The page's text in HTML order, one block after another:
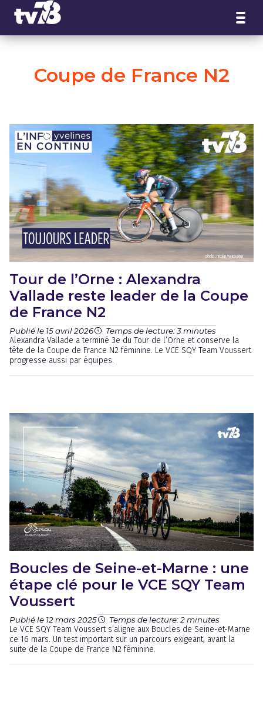
Coupe de France N2
Tour de l’Orne : Alexandra
Vallade reste leader de la Coupe
de France N2
Publié le 15 avril 2026 Temps de lecture: 3 minutes
Alexandra Vallade a terminé 3e du Tour de l’Orne et conserve la
tête de la Coupe de France N2 féminine. Le VCE SQY Team Voussert
progresse aussi par équipes.
Boucles de Seine-et-Marne : une
étape clé pour le VCE SQY Team
Voussert
Publié le 12 mars 2025 Temps de lecture: 2 minutes
Le VCE SQY Team Voussert s’aligne aux Boucles de Seine-et-Marne
ce 16 mars. Un test important sur un parcours exigeant, avant la
suite de la Coupe de France N2 féminine.
Panneau de gestion des cookies